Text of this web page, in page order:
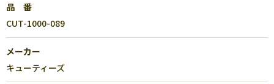
品 番
CUT-1000-089
メーカー
キューティーズ